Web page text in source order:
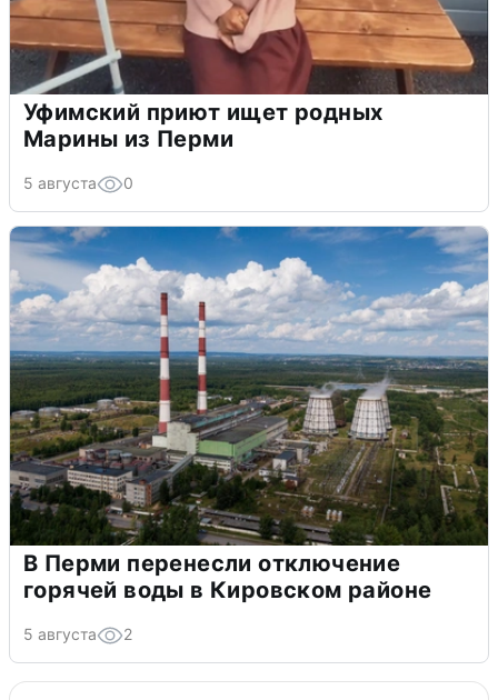
Уфимский приют ищет родных
Марины из Перми
5 августа 0
В Перми перенесли отключение
горячей воды в Кировском районе
5 августа 2